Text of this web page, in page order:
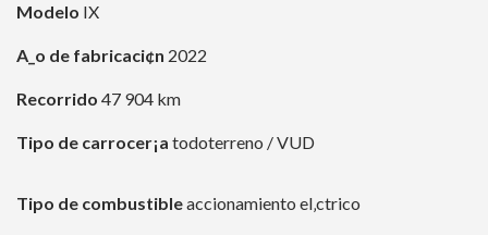
Modelo IX
A_o de fabricaci¢n 2022
Recorrido 47 904 km
Tipo de carrocer¡a todoterreno / VUD
Tipo de combustibleaccionamiento el‚ctrico